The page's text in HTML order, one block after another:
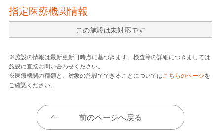
指定医療機関情報
この施設は未対応です
※施設の情報は最新更新日時点に基づきます。検査等の詳細につきましては
施設に直接お問い合わせください。
※医療機関の種類と、対象の施設でできることについてはこちらのページを
ご確認ください。
前のページへ戻る